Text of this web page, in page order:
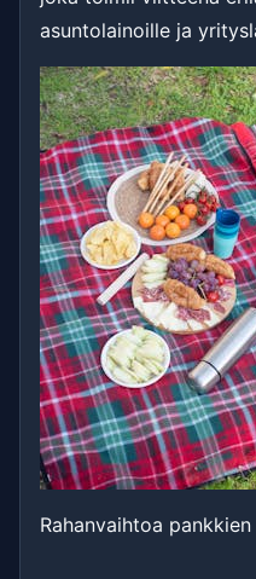
asuntolainoille ja
Rahanvaihtoa